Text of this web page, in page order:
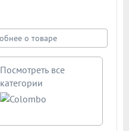
о товаре
Посмотреть все
категории